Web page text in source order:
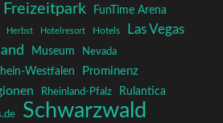
Freizeitpark FunTime Arena
Herbst Hotelresort Hotels
Las Vegas
Museum Nevada
Westfalen Prominenz
Rheinland-Pfalz Rulantica
Schwarzwald